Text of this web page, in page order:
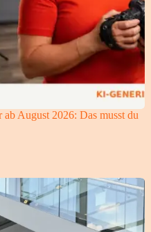
August 2026: Das musst du